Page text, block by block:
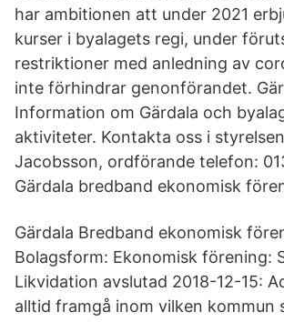
har ambitionen att under 2021
kurser i byalagets regi, under
restriktioner med anledning av
inte förhindrar genonförandet.
Information om Gärdala och
aktiviteter. Kontakta oss i
Jacobsson, ordförande telefon:
Gärdala bredband ekonomisk
Gärdala Bredband ekonomisk
Bolagsform: Ekonomisk förening:
Likvidation avslutad 2018-12-15:
alltid framgå inom vilken kommun